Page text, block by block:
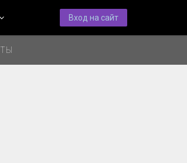
Вход на сайт